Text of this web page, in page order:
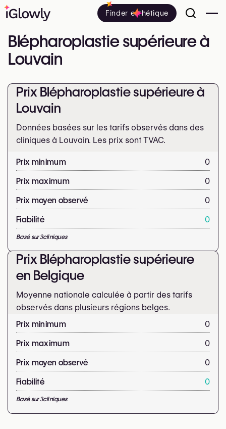
Finder esthétique
Blépharoplastie supérieure à
Louvain
Prix Blépharoplastie supérieure à
Louvain
Données basées sur les tarifs observés dans des
cliniques à Louvain. Les prix sont TVAC.
Prix minimum
0
Prix maximum
0
Prix moyen observé
0
Fiabilité
0
Basé sur3cliniques
Prix Blépharoplastie supérieure
en Belgique
Moyenne nationale calculée à partir des tarifs
observés dans plusieurs régions belges.
Prix minimum
0
Prix maximum
0
Prix moyen observé
0
Fiabilité
0
Basé sur3cliniques